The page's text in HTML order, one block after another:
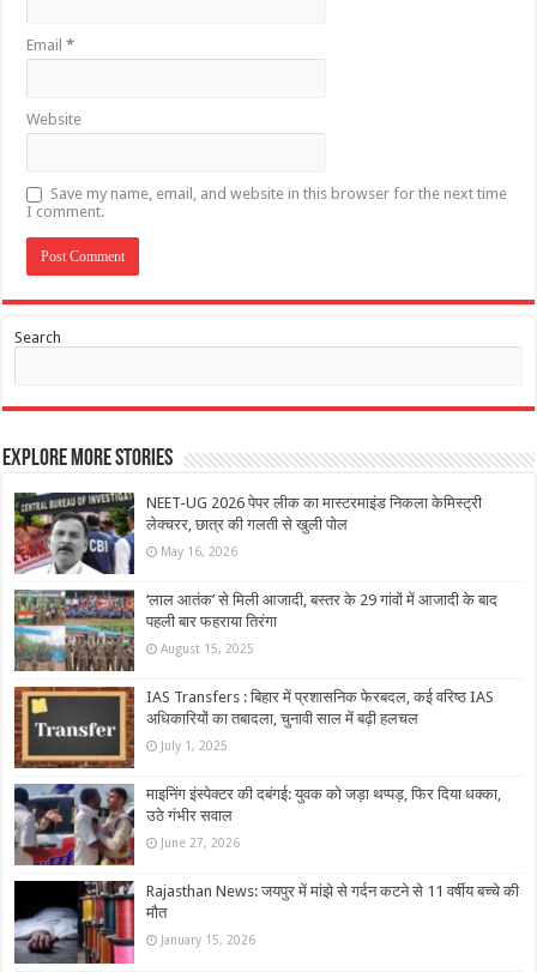
Email*
Website
Save my name, email, and website in this browser for the next time
I comment.
Search
Explore More Stories
NEET-UG 2026 पेपर लीक का मास्टरमाइंड निकला केमिस्ट्री
लेक्चरर, छात्र की गलती से खुली पोल
May 16, 2026
‘लाल आतंक’ से मिली आजादी, बस्तर के 29 गांवों में आजादी के बाद
पहली बार फहराया तिरंगा
August 15, 2025
IAS Transfers : बिहार में प्रशासनिक फेरबदल, कई वरिष्ठ IAS
अधिकारियों का तबादला, चुनावी साल में बढ़ी हलचल
July 1, 2025
माइनिंग इंस्पेक्टर की दबंगई: युवक को जड़ा थप्पड़, फिर दिया धक्का,
उठे गंभीर सवाल
June 27, 2026
Rajasthan News: जयपुर में मांझे से गर्दन कटने से 11 वर्षीय बच्चे की
मौत
January 15, 2026